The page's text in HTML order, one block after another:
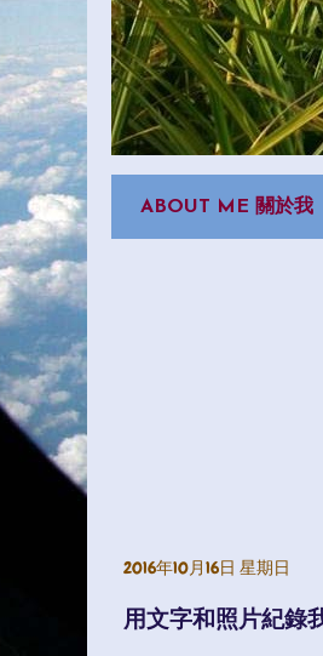
ABOUT ME 關於我
2016年10月16日 星期日
用文字和照片紀錄